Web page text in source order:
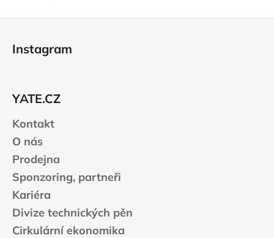
Instagram
YATE.CZ
Kontakt
O nás
Prodejna
Sponzoring, partneři
Kariéra
Divize technických pěn
Cirkulární ekonomika